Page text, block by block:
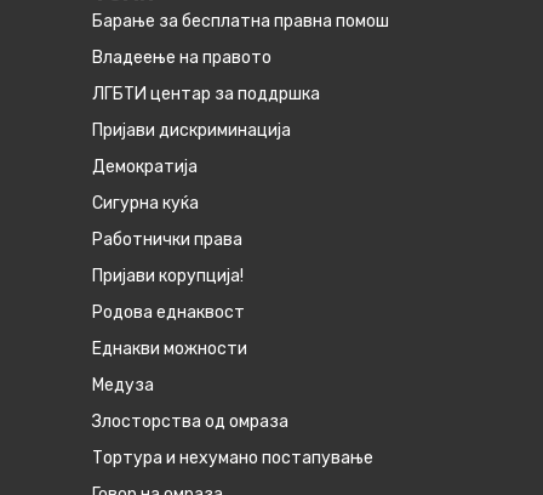
Барање за бесплатна правна помош
Владеење на правото
ЛГБТИ центар за поддршка
Пријави дискриминација
Демократија
Сигурна куќа
Работнички права
Пријави корупција!
Родова еднаквост
Eднакви можности
Медуза
Злосторства од омраза
Тортура и нехумано постапување